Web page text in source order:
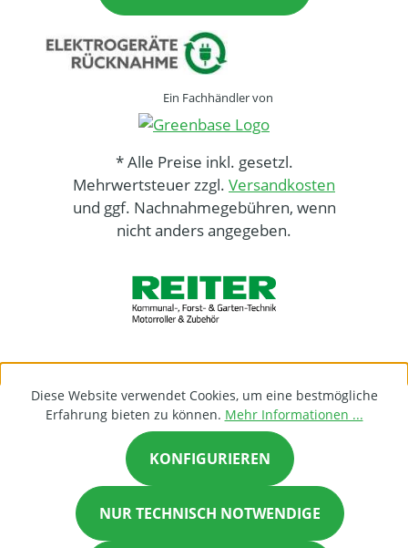
Ein Fachhändler von
* Alle Preise inkl. gesetzl.
Mehrwertsteuer zzgl. Versandkosten
und ggf. Nachnahmegebühren, wenn
nicht anders angegeben.
Diese Website verwendet Cookies, um eine bestmögliche
Erfahrung bieten zu können. Mehr Informationen ...
NUR TECHNISCH NOTWENDIGE
KONFIGURIEREN